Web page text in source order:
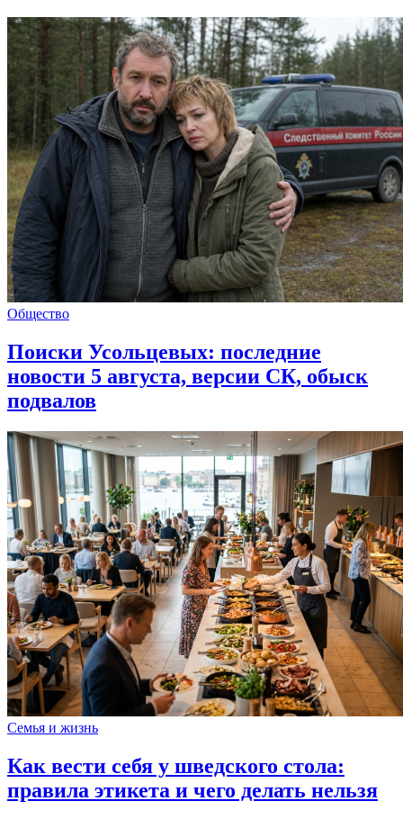
Общество
Поиски Усольцевых: последние
новости 5 августа, версии СК, обыск
подвалов
Семья и жизнь
Как вести себя у шведского стола:
правила этикета и чего делать нельзя